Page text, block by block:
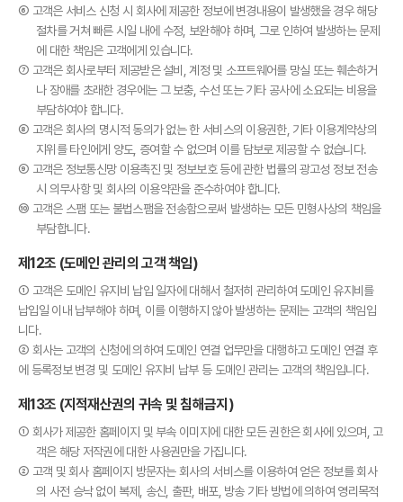
⑥ 고객은 서비스 신청 시 회사에 제공한 정보에 변경내용이 발생했을 경우 해당
절차를 거쳐 빠른 시일 내에 수정, 보완해야 하며, 그로 인하여 발생하는 문제
에 대한 책임은 고객에게 있습니다.
⑦ 고객은 회사로부터 제공받은 설비, 계정 및 소프트웨어를 망실 또는 훼손하거
나 장애를 초래한 경우에는 그 보충, 수선 또는 기타 공사에 소요되는 비용을
부담하여야 합니다.
⑧ 고객은 회사의 명시적 동의가 없는 한 서비스의 이용권한, 기타 이용계약상의
지위를 타인에게 양도, 증여할 수 없으며 이를 담보로 제공할 수 없습니다.
⑨ 고객은 정보통신망 이용촉진 및 정보보호 등에 관한 법률의 광고성 정보 전송
시 의무사항 및 회사의 이용약관을 준수하여야 합니다.
⑩ 고객은 스팸 또는 불법스팸을 전송함으로써 발생하는 모든 민형사상의 책임을
부담합니다.
제12조 (도메인 관리의 고객 책임)
① 고객은 도메인 유지비 납입 일자에 대해서 철저히 관리하여 도메인 유지비를
납입일 이내 납부해야 하며, 이를 이행하지 않아 발생하는 문제는 고객의 책임입
니다.
② 회사는 고객의 신청에 의하여 도메인 연결 업무만을 대행하고 도메인 연결 후
에 등록정보 변경 및 도메인 유지비 납부 등 도메인 관리는 고객의 책임입니다.
제13조 (지적재산권의 귀속 및 침해금지)
① 회사가 제공한 홈페이지 및 부속 이미지에 대한 모든 권한은 회사에 있으며, 고
객은 해당 저작권에 대한 사용권만을 가집니다.
② 고객 및 회사 홈페이지 방문자는 회사의 서비스를 이용하여 얻은 정보를 회사
의 사전 승낙 없이 복제, 송신, 출판, 배포, 방송 기타 방법에 의하여 영리목적